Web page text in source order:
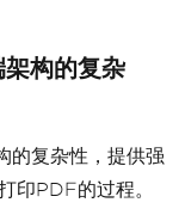
构的复杂
的复杂性，提供强
印PDF的过程。